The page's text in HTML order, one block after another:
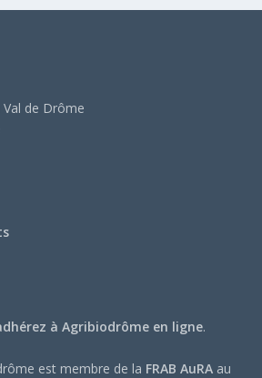
de Drôme
à Agribiodrôme en ligne.
est membre de la FRAB AuRA au